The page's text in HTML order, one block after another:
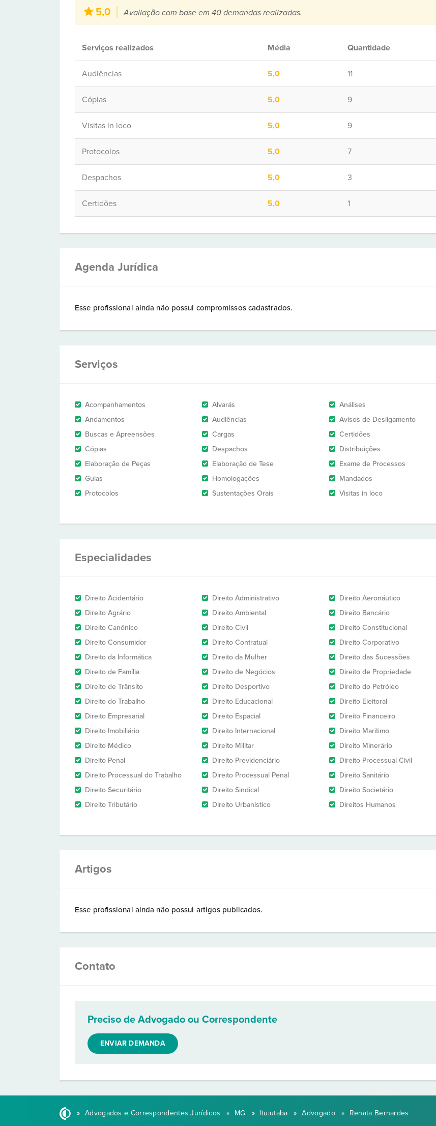
5,0 Avaliação com base em 40 demandas realizadas.
Serviços realizados Média Quantidade
Audiências 5,0 11
Cópias 5,0 9
Visitas in loco 5,0 9
Protocolos 5,0 7
Despachos 5,0 3
Certidões 5,0 1
Agenda Jurídica
Esse profissional ainda não possui compromissos cadastrados.
Serviços
Acompanhamentos Alvarás
Análises
Andamentos
Audiências
Avisos de Desligamento
Buscas e Apreensões
Cargas
Certidões
Cópias
Despachos
Distribuições
Elaboração de Peças
Elaboração de Tese
Exame de Processos
Guias
Homologações
Mandados
Protocolos
Sustentações Orais Visitas in loco
Especialidades
Direito Acidentário Direito Administrativo
Direito Aeronáutico
Direito Agrário
Direito Ambiental
Direito Bancário
Direito Canônico
Direito Civil
Direito Constitucional
Direito Consumidor
Direito Contratual
Direito Corporativo
Direito da Informática
Direito da Mulher
Direito das Sucessões
Direito de Família
Direito de Negócios
Direito de Propriedade
Direito de Trânsito
Direito Desportivo
Direito do Petróleo
Direito do Trabalho
Direito Educacional
Direito Eleitoral
Direito Empresarial
Direito Espacial
Direito Financeiro
Direito Imobiliário
Direito Internacional
Direito Marítimo
Direito Médico
Direito Militar
Direito Minerário
Direito Penal
Direito Previdenciário
Direito Processual Civil
Direito Processual do Trabalho
Direito Processual Penal
Direito Sanitário
Direito Securitário
Direito Sindical
Direito Societário
Direito Tributário
Direito Urbanístico Direitos Humanos
Artigos
Esse profissional ainda não possui artigos publicados.
Contato
Preciso de Advogado ou Correspondente
ENVIAR DEMANDA
» Advogados e Correspondentes Jurídicos » MG » Ituiutaba » Advogado » Renata Bernardes